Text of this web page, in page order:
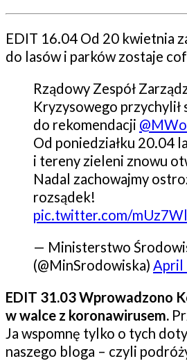
EDIT 16.04 Od 20 kwietnia
do lasów i parków zostaje
Rządowy Zespół
Kryzysowego przychylił
do rekomendacji
Od poniedziałku 20.04
i tereny zieleni znowu
Nadal zachowajmy
rozsądek!
pic.twitter.com/
— Ministerstwo
(@MinSrodowiska) April
EDIT 31.03 Wprowadzono
w walce z koronawirusem.
Ja wspomnę tylko o tych
naszego bloga – czyli